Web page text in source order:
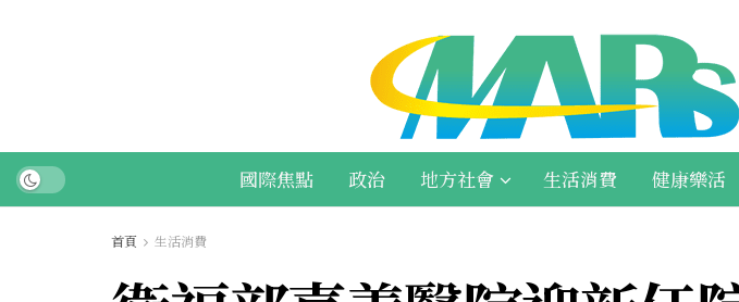
國際焦點 政治 地方社會 生活消費 健康樂活
首頁 生活消費